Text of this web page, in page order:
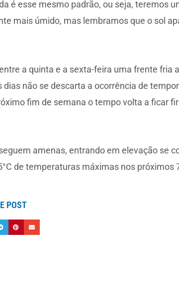
é esse mesmo padrão, ou seja, teremos
mais úmido, mas lembramos que o sol
a quinta e a sexta-feira uma frente fria
dias não se descarta a ocorrência de
fim de semana o tempo volta a ficar
amenas, entrando em elevação se
de temperaturas máximas nos próximos
POST